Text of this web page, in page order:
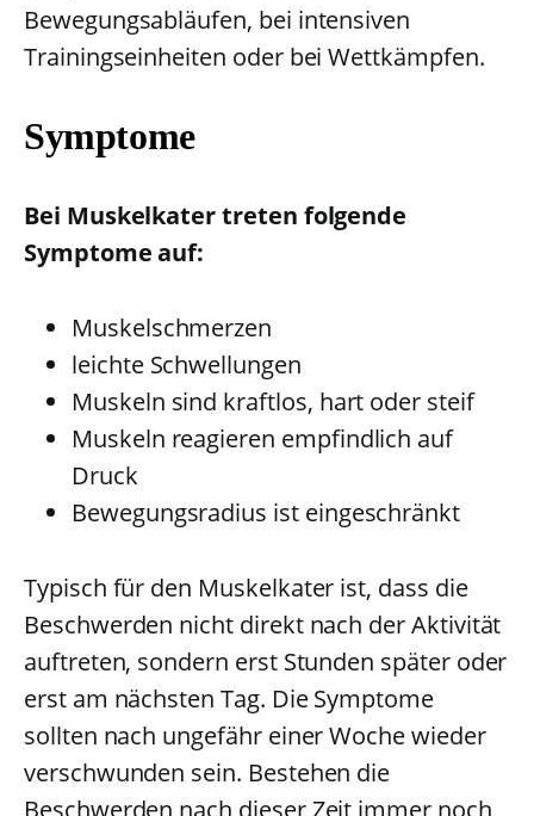
Bewegungsabläufen, bei intensiven
Trainingseinheiten oder bei Wettkämpfen.
Symptome
Bei Muskelkater treten folgende
Symptome auf:
Muskelschmerzen
leichte Schwellungen
Muskeln sind kraftlos, hart oder steif
Muskeln reagieren empfindlich auf
Druck
Bewegungsradius ist eingeschränkt
Typisch für den Muskelkater ist, dass die
Beschwerden nicht direkt nach der Aktivität
auftreten, sondern erst Stunden später oder
erst am nächsten Tag. Die Symptome
sollten nach ungefähr einer Woche wieder
verschwunden sein. Bestehen die
Beschwerden nach dieser Zeit immer noch,